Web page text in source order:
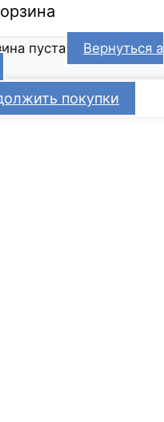
пуста
Вернуться а
покупки